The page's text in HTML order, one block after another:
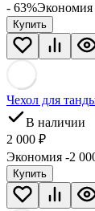
- 63%Экономия
Купить
Чехол для
В наличии
2 000 ₽
Экономия -2
Купить